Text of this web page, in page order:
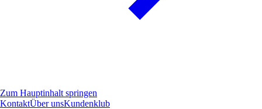
Zum Hauptinhalt springen
KontaktÜber unsKundenklub